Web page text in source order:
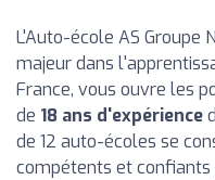
L'Auto-école AS Groupe
majeur dans
France, vous ouvre les
de 18 ans d'expérience
de 12 auto-écoles se
compétents et